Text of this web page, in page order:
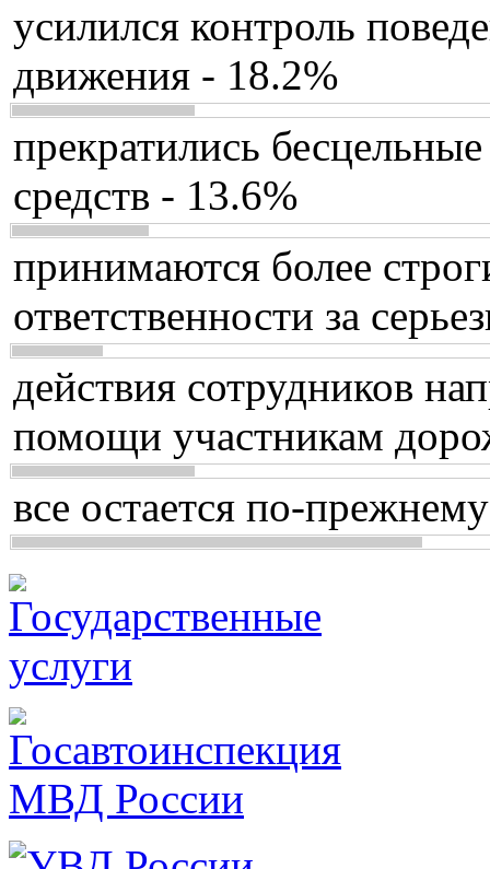
усилился контроль
движения - 18.2%
прекратились
средств - 13.6%
принимаются более
ответственности за
действия сотрудников
помощи участникам
все остается по-